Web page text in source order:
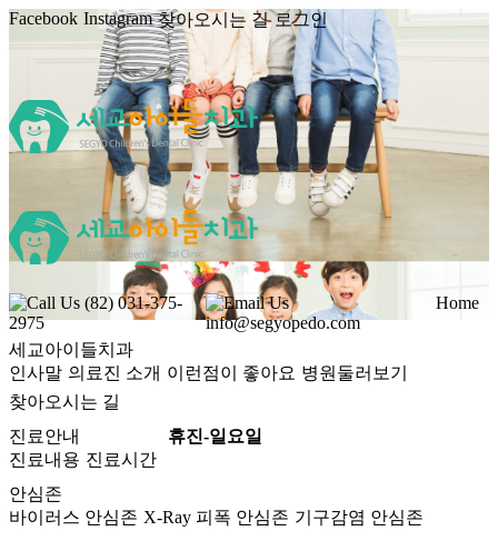
Facebook Instagram 찾아오시는 길 로그인
Call Us (82) 031-375-
2975
Email Us
info@segyopedo.com
Home
세교아이들치과
인사말 의료진 소개 이런점이 좋아요 병원둘러보기
찾아오시는 길
진료안내
진료내용 진료시간
안심존
바이러스 안심존 X-Ray 피폭 안심존 기구감염 안심존
휴진-일요일